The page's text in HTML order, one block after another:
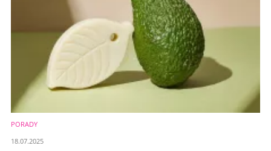
PORADY
18.07.2025